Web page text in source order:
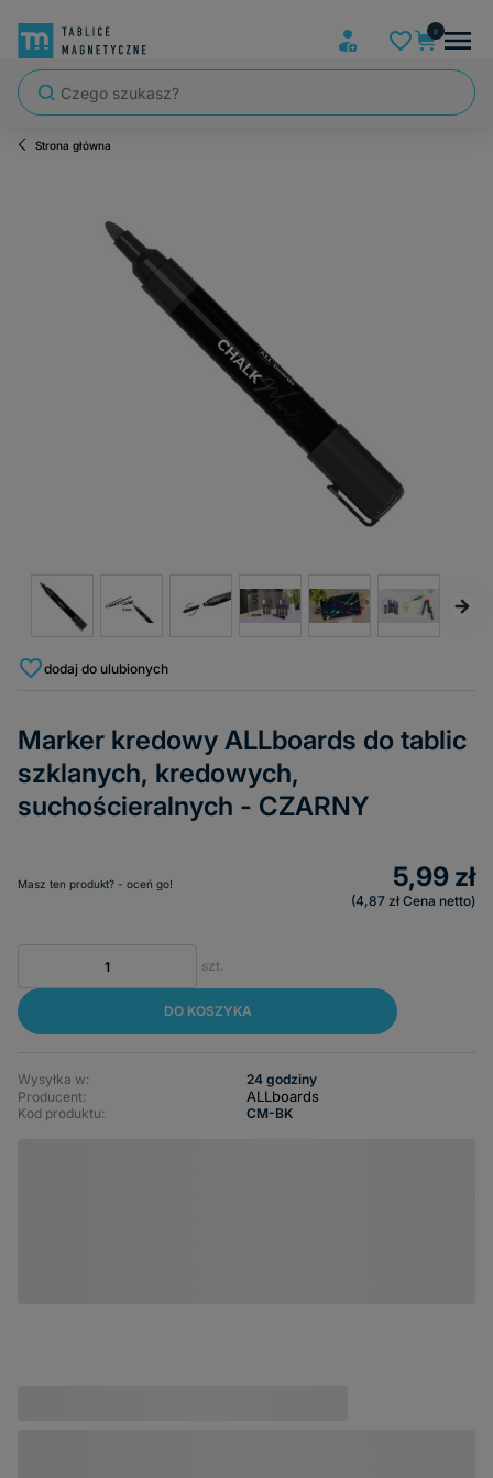
Strona główna
dodaj do ulubionych
Marker kredowy ALLboards do tablic
szklanych, kredowych,
suchościeralnych - CZARNY
Masz ten produkt? - oceń go! 5,99 zł
4,87 zł Cena netto
szt.
DO KOSZYKA
Wysyłka w:
24 godziny
Producent:
ALLboards
Kod produktu: CM-BK